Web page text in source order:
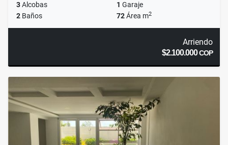
3Alcobas 1 Garaje
2 Baños 72Área m2
Arriendo
$2.100.000COP